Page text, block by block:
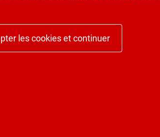
les cookies et continuer